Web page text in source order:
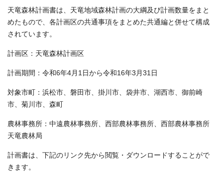
天竜森林計画書は、天竜地域森林計画の大綱及び計画数量をまと
めたもので、各計画区の共通事項をまとめた共通編と併せて構成
されています。
計画区：天竜森林計画区
計画期間：令和6年4月1日から令和16年3月31日
対象市町：浜松市、磐田市、掛川市、袋井市、湖西市、御前崎
市、菊川市、森町
農林事務所：中遠農林事務所、西部農林事務所、西部農林事務所
天竜農林局
計画書は、下記のリンク先から閲覧・ダウンロードすることがで
きます。